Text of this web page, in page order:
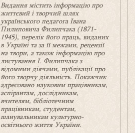
Видання містить інформацію про
життєвий і творчий шлях
українського педагога Івана
Пилиповича Филипчака (1871-
1945), перелік його праць, виданих
в Україні та за її межами, рецензії
на твори, а також інформацію про
листування І. Филипчака з
відомими діячами, публікації про
його творчу діяльність. Покажчик
адресовано науковим працівникам,
аспірантам, дослідникам,
вчителям, бібліотечним
працівникам, студентам,
шанувальникам культурно-
освітнього життя України.